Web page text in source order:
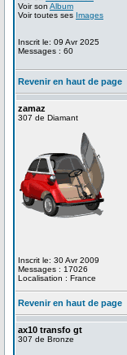
Voir son Album
Voir toutes ses Images
Inscrit le: 09 Avr 2025
Messages : 60
Revenir en haut de page
zamaz
307 de Diamant
Inscrit le: 30 Avr 2009
Messages : 17026
Localisation : France
Revenir en haut de page
ax10 transfo gt
307 de Bronze